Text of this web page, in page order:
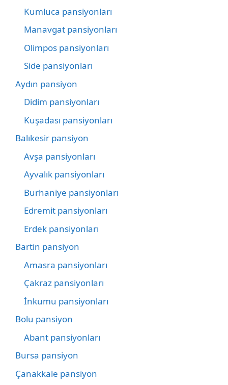
Kumluca pansiyonları
Manavgat pansiyonları
Olimpos pansiyonları
Side pansiyonları
Aydın pansiyon
Didim pansiyonları
Kuşadası pansiyonları
Balıkesir pansiyon
Avşa pansiyonları
Ayvalık pansiyonları
Burhaniye pansiyonları
Edremit pansiyonları
Erdek pansiyonları
Bartin pansiyon
Amasra pansiyonları
Çakraz pansiyonları
İnkumu pansiyonları
Bolu pansiyon
Abant pansiyonları
Bursa pansiyon
Çanakkale pansiyon